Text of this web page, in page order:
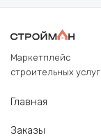
Маркетплейс
строительных услуг
Главная
Заказы